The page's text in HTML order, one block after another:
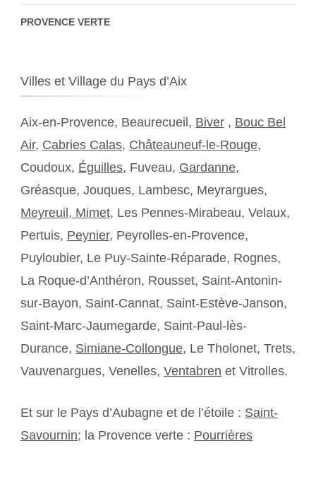
PROVENCE VERTE
Villes et Village du Pays d’Aix
Aix-en-Provence, Beaurecueil, Biver , Bouc Bel
Air, Cabries Calas, Châteauneuf-le-Rouge,
Coudoux, Éguilles, Fuveau, Gardanne,
Gréasque, Jouques, Lambesc, Meyrargues,
Meyreuil, Mimet, Les Pennes-Mirabeau, Velaux,
Pertuis, Peynier, Peyrolles-en-Provence,
Puyloubier, Le Puy-Sainte-Réparade, Rognes,
La Roque-d’Anthéron, Rousset, Saint-Antonin-
sur-Bayon, Saint-Cannat, Saint-Estève-Janson,
Saint-Marc-Jaumegarde, Saint-Paul-lès-
Durance, Simiane-Collongue, Le Tholonet, Trets,
Vauvenargues, Venelles, Ventabren et Vitrolles.
Et sur le Pays d’Aubagne et de l’étoile : Saint-
Savournin; la Provence verte : Pourrières